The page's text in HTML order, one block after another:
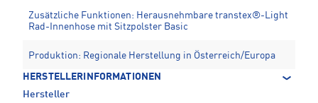
Zusätzliche Funktionen: Herausnehmbare transtex®-Light
Rad-Innenhose mit Sitzpolster Basic
Produktion: Regionale Herstellung in Österreich/Europa
HERSTELLERINFORMATIONEN
Hersteller